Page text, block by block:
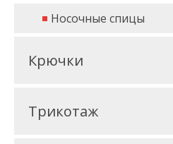
Носочные спицы
Крючки
Трикотаж